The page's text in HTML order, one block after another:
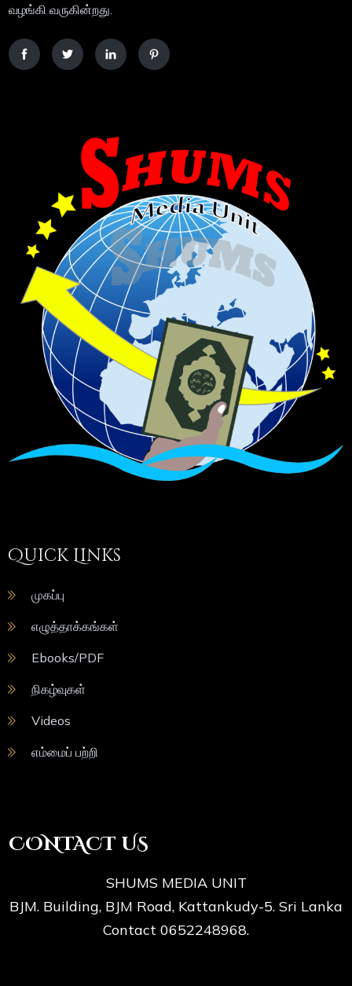
வழங்கி வருகின்றது.
Quick Links
முகப்பு
எழுத்தாக்கங்கள்
Ebooks/PDF
நிகழ்வுகள்
Videos
எம்மைப் பற்றி
CONTACT US
SHUMS MEDIA UNIT
BJM. Building, BJM Road, Kattankudy-5. Sri Lanka
Contact 0652248968.